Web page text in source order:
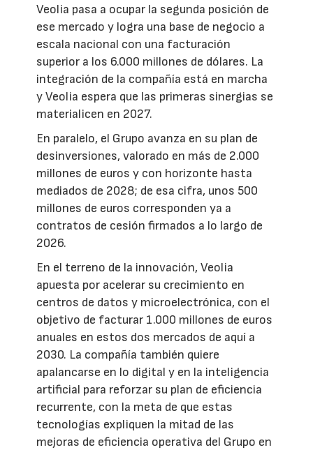
Veolia pasa a ocupar la segunda posición de
ese mercado y logra una base de negocio a
escala nacional con una facturación
superior a los 6.000 millones de dólares. La
integración de la compañía está en marcha
y Veolia espera que las primeras sinergias se
materialicen en 2027.
En paralelo, el Grupo avanza en su plan de
desinversiones, valorado en más de 2.000
millones de euros y con horizonte hasta
mediados de 2028; de esa cifra, unos 500
millones de euros corresponden ya a
contratos de cesión firmados a lo largo de
2026.
En el terreno de la innovación, Veolia
apuesta por acelerar su crecimiento en
centros de datos y microelectrónica, con el
objetivo de facturar 1.000 millones de euros
anuales en estos dos mercados de aquí a
2030. La compañía también quiere
apalancarse en lo digital y en la inteligencia
artificial para reforzar su plan de eficiencia
recurrente, con la meta de que estas
tecnologías expliquen la mitad de las
mejoras de eficiencia operativa del Grupo en